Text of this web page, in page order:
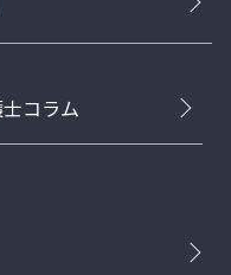
コラム